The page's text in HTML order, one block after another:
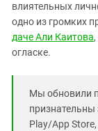
влиятельных
одно из громких
даче Али Каитова
огласке.
Мы обновили
признательны
Play/App